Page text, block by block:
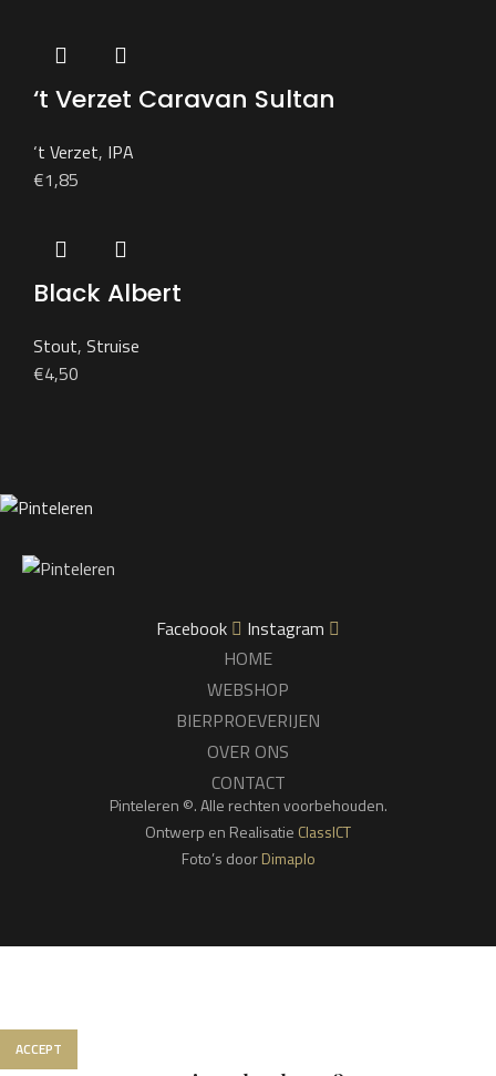
‘t Verzet Caravan Sultan
‘t Verzet, IPA
€1,85
Black Albert
Stout, Struise
€4,50
Facebook
Instagram
HOME
WEBSHOP
BIERPROEVERIJEN
OVER ONS
CONTACT
Pinteleren ©. Alle rechten voorbehouden.
Ontwerp en Realisatie ClassICT
Foto’s doorDimaplo
ACCEPT